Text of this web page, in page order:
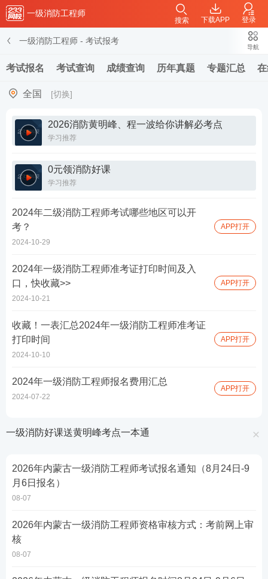
一级消防工程师
下载APP 登录
搜索
一级消防工程师 - 考试报考
考试报名 考试查询 成绩查询 历年真题 专题汇总
导航
全国 [切换]
2026消防黄明峰、程一波给你讲解必考点
学习推荐
0元领消防好课
学习推荐
2024年二级消防工程师考试哪些地区可以开
考？
2024-10-29
APP打开
2024年一级消防工程师准考证打印时间及入
口，快收藏>>
2024-10-21
APP打开
收藏！一表汇总2024年一级消防工程师准考证
打印时间
2024-10-10
APP打开
2024年一级消防工程师报名费用汇总
2024-07-22
APP打开
一级消防好课送黄明峰考点一本通
2026年内蒙古一级消防工程师考试报名通知（8月24日-9
月6日报名）
08-07
2026年内蒙古一级消防工程师资格审核方式：考前网上审
核
08-07